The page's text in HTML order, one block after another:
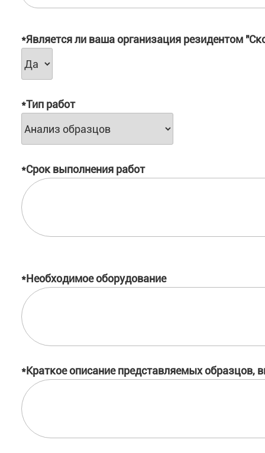
*Является ли ваша организация резидентом
*Тип работ
*Срок выполнения работ
*Необходимое оборудование
*Краткое описание представляемых образцов,